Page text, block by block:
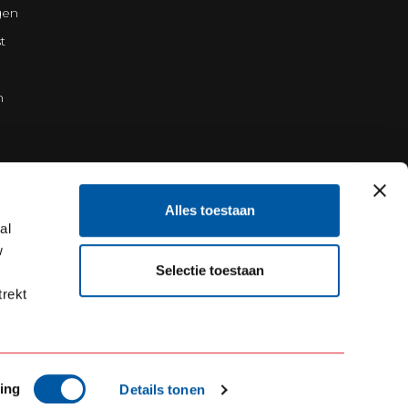
Details tonen
Alles toestaan
Selectie toestaan